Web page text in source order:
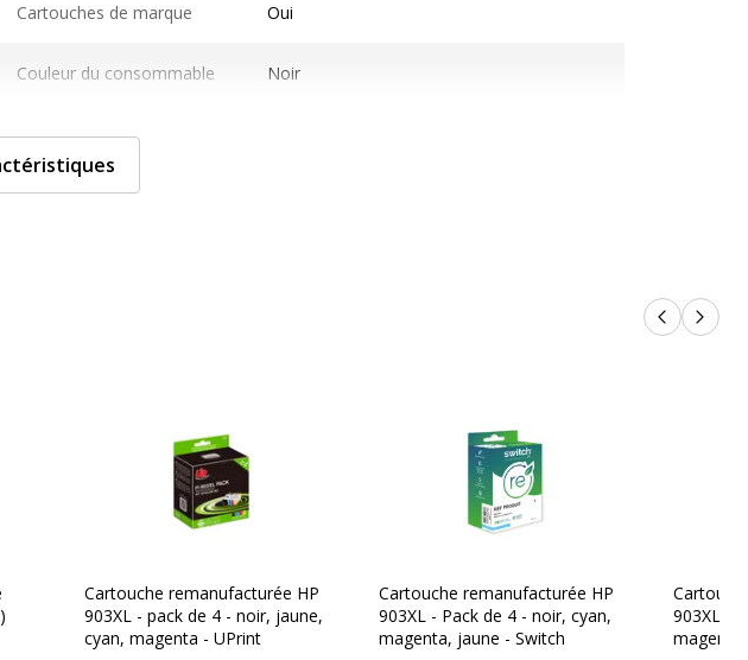
Cartouches de marque Oui
Couleur du consommable Noir
Nombre de pages
imprimables
Données d'identification
Données d'identification
Code barre maitre 0199764694270,889894728876
Produits
Cartouche remanufacturée HP
903XL - pack de 4 - noir, jaune,
cyan, magenta - UPrint
Cartouche remanufacturée HP
903XL - Pack de 4 - noir, cyan,
magenta, jaune - Switch
903XL -